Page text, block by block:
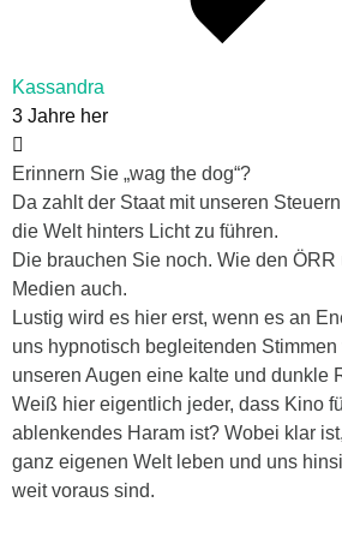
Kassandra
3 Jahre her
Erinnern Sie „wag the dog“?
Da zahlt der Staat mit unseren
die Welt hinters Licht zu führen.
Die brauchen Sie noch. Wie den
Medien auch.
Lustig wird es hier erst, wenn es an
uns hypnotisch begleitenden
unseren Augen eine kalte und dunkle
Weiß hier eigentlich jeder, dass Kino
ablenkendes Haram ist? Wobei klar
ganz eigenen Welt leben und uns
weit voraus sind.